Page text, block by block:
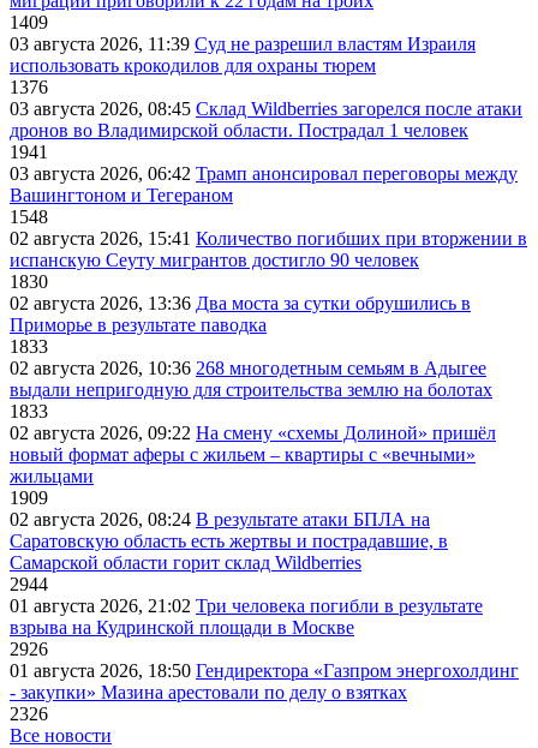
1409
03 августа 2026, 11:39 Суд не разрешил властям Израиля
использовать крокодилов для охраны тюрем
1376
03 августа 2026, 08:45 Склад Wildberries загорелся после атаки
дронов во Владимирской области. Пострадал 1 человек
1941
03 августа 2026, 06:42 Трамп анонсировал переговоры между
Вашингтоном и Тегераном
1548
02 августа 2026, 15:41 Количество погибших при вторжении в
испанскую Сеуту мигрантов достигло 90 человек
1830
02 августа 2026, 13:36 Два моста за сутки обрушились в
Приморье в результате паводка
1833
02 августа 2026, 10:36 268 многодетным семьям в Адыгее
выдали непригодную для строительства землю на болотах
1833
02 августа 2026, 09:22 На смену «схемы Долиной» пришёл
новый формат аферы с жильем – квартиры с «вечными»
жильцами
1909
02 августа 2026, 08:24 В результате атаки БПЛА на
Саратовскую область есть жертвы и пострадавшие, в
Самарской области горит склад Wildberries
2944
01 августа 2026, 21:02 Три человека погибли в результате
взрыва на Кудринской площади в Москве
2926
01 августа 2026, 18:50 Гендиректора «Газпром энергохолдинг
- закупки» Мазина арестовали по делу о взятках
2326
Все новости